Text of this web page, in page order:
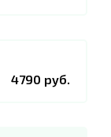
4790 руб.